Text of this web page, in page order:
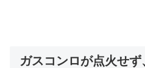
ガスコンロが点火せ